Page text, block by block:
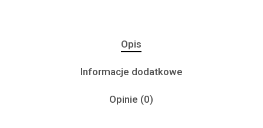
Opis
Informacje dodatkowe
Opinie (0)